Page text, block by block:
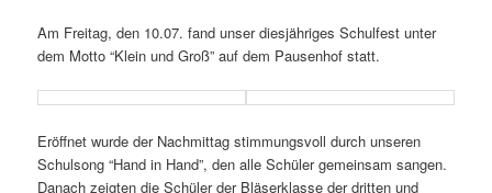
Am Freitag, den 10.07. fand unser diesjähriges Schulfest unter
dem Motto “Klein und Groß” auf dem Pausenhof statt.
Eröffnet wurde der Nachmittag stimmungsvoll durch unseren
Schulsong “Hand in Hand”, den alle Schüler gemeinsam sangen.
Danach zeigten die Schüler der Bläserklasse der dritten und